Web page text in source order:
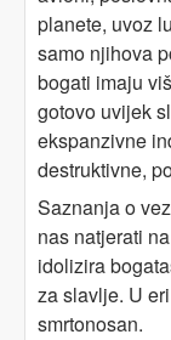
planete, uvoz
samo njihova
bogati imaju
gotovo uvijek
ekspanzivne
destruktivne,
Saznanja o
nas natjerati
idolizira
za slavlje. U
smrtonosan.